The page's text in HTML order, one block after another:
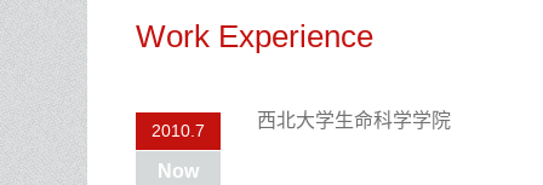
Work Experience
2010.7
Now
西北大学生命科学学院